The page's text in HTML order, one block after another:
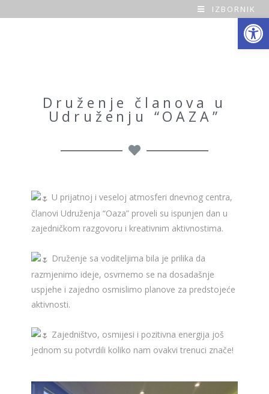
Open toolbar
O
IZBORNIK
Druženje članova u
Udruženju “OAZA”
U prijatnoj i veseloj atmosferi dnevnog centra,
članovi Udruženja “Oaza” proveli su ispunjen dan u
zajedničkom razgovoru i kreativnim aktivnostima.
Druženje sa voditeljima bila je prilika da
razmjenimo ideje, osvrnemo se na dosadašnje
uspjehe i zajedno osmislimo planove za predstojeće
aktivnosti.
Zajedništvo, osmijesi i pozitivna energija još
jednom su potvrdili koliko nam ovakvi trenuci znače!